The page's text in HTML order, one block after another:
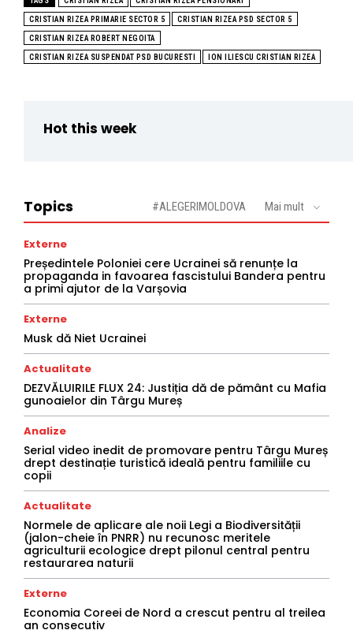
CRISTIAN RIZEA PRIMARIE SECTOR 5 CRISTIAN RIZEA PSD SECTOR 5
CRISTIAN RIZEA ROBERT NEGOITA
CRISTIAN RIZEA SUSPENDAT PSD BUCURESTI ION ILIESCU CRISTIAN RIZEA
Hot this week
Topics #ALEGERIMOLDOVA Mai mult
Externe
Președintele Poloniei cere Ucrainei să renunțe la
propaganda in favoarea fascistului Bandera pentru
a primi ajutor de la Varșovia
Externe
Musk dă Niet Ucrainei
Actualitate
DEZVĂLUIRILE FLUX 24: Justiția dă de pământ cu Mafia
gunoaielor din Târgu Mureș
Analize
Serial video inedit de promovare pentru Târgu Mureș
drept destinație turistică ideală pentru familiile cu
copii
Actualitate
Normele de aplicare ale noii Legi a Biodiversității
(jalon-cheie în PNRR) nu recunosc meritele
agriculturii ecologice drept pilonul central pentru
restaurarea naturii
Externe
Economia Coreei de Nord a crescut pentru al treilea
an consecutiv